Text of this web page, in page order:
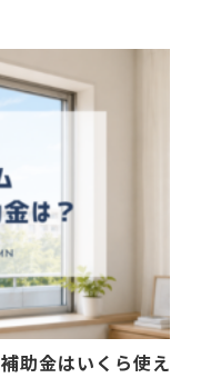
助金はいくら使え